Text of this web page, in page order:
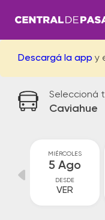
Descargá la app y
Seleccioná
Caviahue
MIÉRCOLES
5 Ago
DESDE
VER